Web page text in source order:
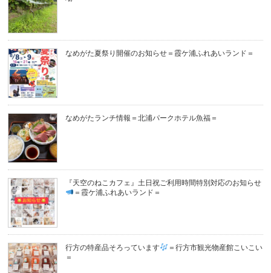
なめがた夏祭り開催のお知らせ＝霞ケ浦ふれあいランド＝
なめがたランチ情報＝北浦パークホテル魚福＝
『天空のねこカフェ』土日祝ご利用時間特別対応のお知らせ
＝霞ケ浦ふれあいランド＝
行方の特産品そろっています
＝行方市観光物産館こいこい
＝